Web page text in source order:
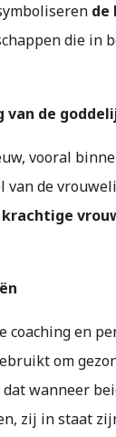
de
die in
van de
vooral
de
krachtige
coaching en
om
wanneer
zij in staat